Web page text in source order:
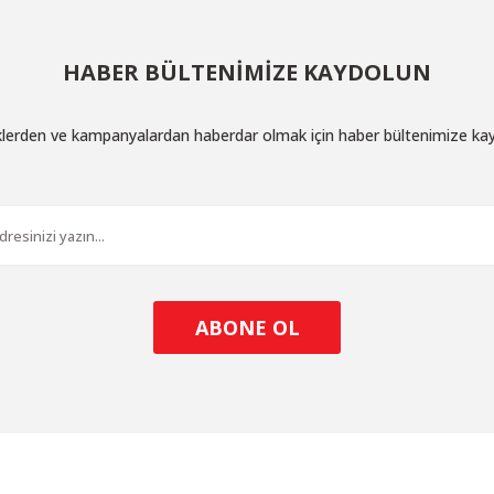
HABER BÜLTENİMİZE KAYDOLUN
ve kampanyalardan haberdar olmak için haber bültenimize
ABONE OL